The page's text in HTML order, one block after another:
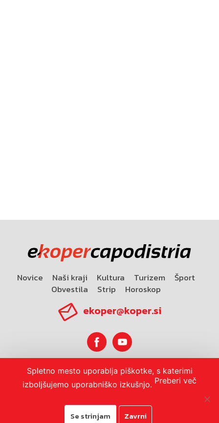
Novice Naši kraji Kultura Turizem
Šport
Obvestila
Strip Horoskop
ekoper@koper.si
Horoskop
Spletno mesto uporablja piškotke, s katerimi
izboljšujemo uporabniško izkušnjo. Preberi več
Se strinjam Zavrni